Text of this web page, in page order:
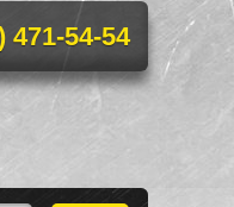
471-54-54